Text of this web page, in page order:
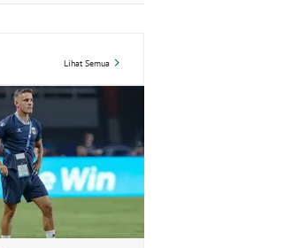
Lihat Semua